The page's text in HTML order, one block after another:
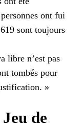
ont fui
sont toujours
libre n’est pas
tombés pour
»
de